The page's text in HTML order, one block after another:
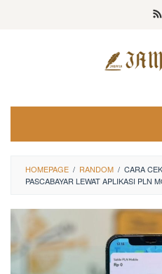
HOMEPAGE / RANDOM / CARA
PASCABAYAR LEWAT APLIKASI PLN